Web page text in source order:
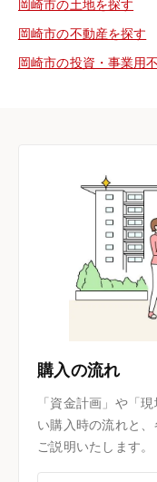
岡崎市の土地を探す
岡崎市の不動産を探す
岡崎市の投資・事業用
購入の流れ
「資金計画」や「
い購入時の流れと
ご説明いたします。